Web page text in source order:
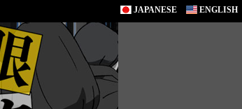
JAPANESE ENGLISH